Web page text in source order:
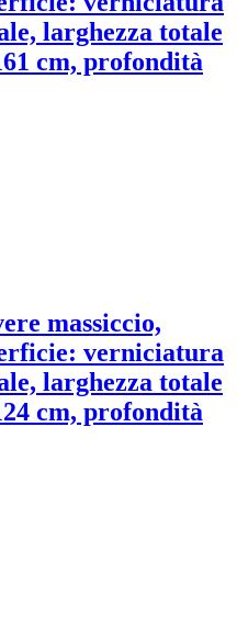
larghezza totale
cm, profondità
massiccio,
verniciatura
larghezza totale
cm, profondità